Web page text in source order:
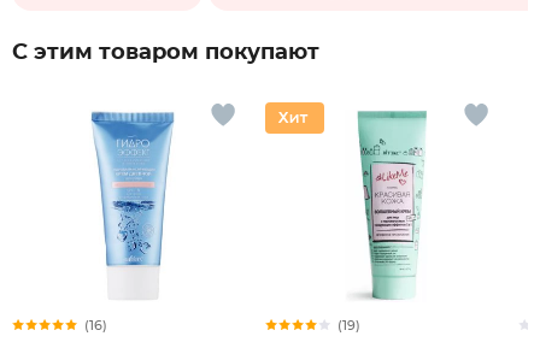
С этим товаром покупают
(16) (19)